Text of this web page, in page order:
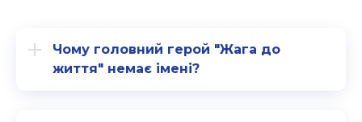
Чому головний герой "Жага до
життя" немає імені?